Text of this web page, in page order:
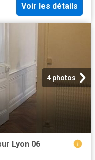
Voir les détails
4 photos
Lyon 06